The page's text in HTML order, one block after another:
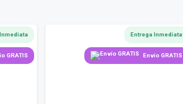
GRATIS
Entrega Inmediata
Envío GRATIS